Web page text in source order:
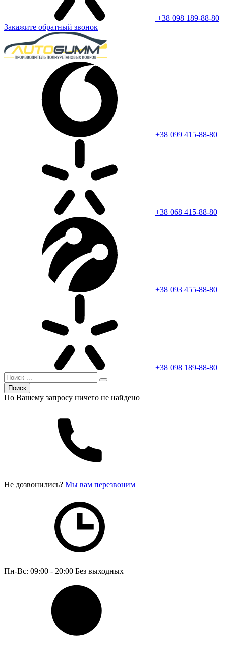
+38 098 189-88-80
Закажите обратный звонок
+38 099 415-88-80
+38 068 415-88-80
+38 093 455-88-80
+38 098 189-88-80
Поиск
По Вашему запросу ничего не найдено
Не дозвонились? Мы вам перезвоним
Пн-Вс: 09:00 - 20:00 Без выходных